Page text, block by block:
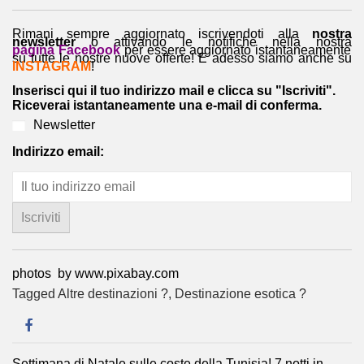
Rimani sempre aggiornato iscrivendoti alla nostra
newslettero attivando le notifiche nella nostra
pagina Facebookper essere aggiornato istantaneamente
su tutte le nostre nuove offerte! E adesso siamo anche su
INSTAGRAM!
Inserisci qui il tuo indirizzo mail e clicca su "Iscriviti".
Riceverai istantaneamente una e-mail di conferma.
Newsletter
Indirizzo email:
photos by www.pixabay.com
Tagged Altre destinazioni ?, Destinazione esotica ?